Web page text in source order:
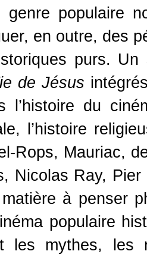
genre populaire
en outre, des
purs.
de Jésus
l’histoire du
l’histoire
Rops, Mauriac,
Nicolas Ray,
à penser
populaire
les mythes, les